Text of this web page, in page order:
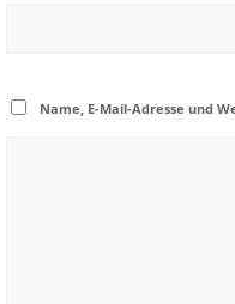
Name, E-Mail-Adresse und